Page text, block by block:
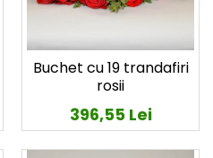
Buchet cu 19 trandafiri
rosii
396,55 Lei